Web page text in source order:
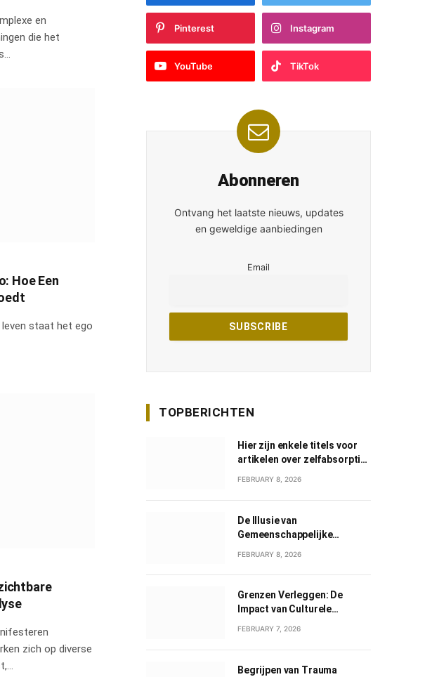
en
die het
Hoe Een
staat het ego
zich op diverse
Pinterest Instagram
YouTube TikTok
Abonneren
Ontvang het laatste nieuws, updates
en geweldige aanbiedingen
Email
TOPBERICHTEN
Hier zijn enkele titels voor
artikelen over zelfabsorptie
FEBRUARY 8, 2026
De Illusie van
Gemeenschappelijke
FEBRUARY 8, 2026
Grenzen Verleggen: De
Impact van Culturele
Wisselwerkingen
FEBRUARY 7, 2026
Begrijpen van Trauma